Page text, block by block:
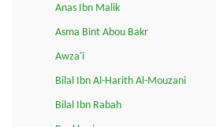
Anas Ibn Malik
Asma Bint Abou Bakr
Awza'i
Bilal Ibn Al-Harith Al-Mouzani
Bilal Ibn Rabah